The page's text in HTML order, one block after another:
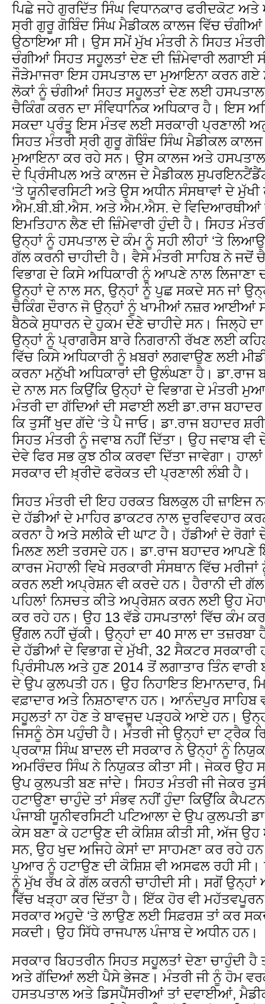
ਪਿਛੇ ਜਹੇ ਗੁਰਦਿੱਤ ਸਿੰਘ ਵਿਧਾਨਕਾਰ ਫਰੀਦਕੋਟ
ਸ੍ਰੀ ਗੁਰੂ ਗੋਬਿੰਦ ਸਿੰਘ ਮੈਡੀਕਲ ਕਾਲਜ ਵਿੱਚ ਚੰਗੀਆਂ
ਉਠਾਇਆ ਸੀ। ਉਸ ਸਮੇਂ ਮੁੱਖ ਮੰਤਰੀ ਨੇ ਸਿਹਤ
ਚੰਗੀਆਂ ਸਿਹਤ ਸਹੂਲਤਾਂ ਦੇਣ ਦੀ ਜ਼ਿੰਮੇਵਾਰੀ
ਜੌੜੇਮਾਜਰਾ ਇਸ ਹਸਪਤਾਲ ਦਾ ਮੁਆਇਨਾ ਕਰਨ ਗਏ
ਲੋਕਾਂ ਨੂੰ ਚੰਗੀਆਂ ਸਿਹਤ ਸਹੂਲਤਾਂ ਦੇਣ ਲਈ
ਚੈਕਿੰਗ ਕਰਨ ਦਾ ਸੰਵਿਧਾਨਿਕ ਅਧਿਕਾਰ ਹੈ। ਇਸ
ਸਕਦਾ ਪ੍ਰੰਤੂ ਇਸ ਮੰਤਵ ਲਈ ਸਰਕਾਰੀ ਪ੍ਰਣਾਲੀ
ਸਿਹਤ ਮੰਤਰੀ ਸ੍ਰੀ ਗੁਰੂ ਗੋਬਿੰਦ ਸਿੰਘ ਮੈਡੀਕਲ
ਮੁਆਇਨਾ ਕਰ ਰਹੇ ਸਨ। ਉਸ ਕਾਲਜ ਅਤੇ ਹਸਪਤਾਲ
ਦੇ ਪਿ੍ਰੰਸੀਪਲ ਅਤੇ ਕਾਲਜ ਦੇ ਮੈਡੀਕਲ
‘ਤੇ ਯੂਨੀਵਰਸਿਟੀ ਅਤੇ ਉਸ ਅਧੀਨ ਸੰਸਥਾਵਾਂ ਦੇ
ਐਮ.ਬੀ.ਬੀ.ਐਸ. ਅਤੇ ਐਮ.ਐਸ. ਦੇ ਵਿਦਿਆਰਥੀਆਂ
ਇਮਤਿਹਾਨ ਲੈਣ ਦੀ ਜ਼ਿੰਮੇਵਾਰੀ ਹੁੰਦੀ ਹੈ। ਸਿਹਤ
ਉਨ੍ਹਾਂ ਨੂੰ ਹਸਪਤਾਲ ਦੇ ਕੰਮ ਨੂੰ ਸਹੀ ਲੀਹਾਂ ‘ਤੇ
ਗੱਲ ਕਰਨੀ ਚਾਹੀਦੀ ਹੈ। ਵੈਸੇ ਮੰਤਰੀ ਸਾਹਿਬ ਨੇ ਜਦੋਂ
ਵਿਭਾਗ ਦੇ ਕਿਸੇ ਅਧਿਕਾਰੀ ਨੂੰ ਆਪਣੇ ਨਾਲ ਲਿਜਾਣਾ
ਉਨ੍ਹਾਂ ਦੇ ਨਾਲ ਸਨ, ਉਨ੍ਹਾਂ ਨੂੰ ਪੁਛ ਸਕਦੇ ਸਨ ਜਾਂ
ਚੈਕਿੰਗ ਦੌਰਾਨ ਜੋ ਉਨ੍ਹਾਂ ਨੂੰ ਖਾਮੀਆਂ ਨਜ਼ਰ ਆਈਆਂ
ਬੈਠਕੇ ਸੁਧਾਰਨ ਦੇ ਹੁਕਮ ਦੇਣੇ ਚਾਹੀਦੇ ਸਨ। ਜਿਲ੍ਹੇ ਦਾ
ਉਨ੍ਹਾਂ ਨੂੰ ਪ੍ਰਾਗਰੈਸ ਬਾਰੇ ਨਿਗਰਾਨੀ ਰੱਖਣ ਲਈ
ਵਿੱਚ ਕਿਸੇ ਅਧਿਕਾਰੀ ਨੂੰ ਖ਼ਬਰਾਂ ਲਗਵਾਉਣ ਲਈ
ਕਰਨਾ ਮਨੁੱਖੀ ਅਧਿਕਾਰਾਂ ਦੀ ਉਲੰਘਣਾ ਹੈ। ਡਾ.ਰਾਜ
ਦੇ ਨਾਲ ਸਨ ਕਿਉਂਕਿ ਉਨ੍ਹਾਂ ਦੇ ਵਿਭਾਗ ਦੇ ਮੰਤਰੀ
ਮੰਤਰੀ ਦਾ ਗੱਦਿਆਂ ਦੀ ਸਫਾਈ ਲਈ ਡਾ.ਰਾਜ
ਕਿ ਤੁਸੀਂ ਖੁਦ ਗੱਦੇ ‘ਤੇ ਪੈ ਜਾਓ। ਡਾ.ਰਾਜ ਬਹਾਦਰ
ਸਿਹਤ ਮੰਤਰੀ ਨੂੰ ਜਵਾਬ ਨਹੀਂ ਦਿੱਤਾ। ਉਹ ਜਵਾਬ
ਦੇਵੇ ਫਿਰ ਸਭ ਕੁਝ ਠੀਕ ਕਰਵਾ ਦਿੱਤਾ ਜਾਵੇਗਾ।
ਸਰਕਾਰ ਦੀ ਖ਼੍ਰੀਦੋ ਫਰੋਕਤ ਦੀ ਪ੍ਰਣਾਲੀ ਲੰਬੀ ਹੈ।
ਸਿਹਤ ਮੰਤਰੀ ਦੀ ਇਹ ਹਰਕਤ ਬਿਲਕੁਲ ਹੀ ਜ਼ਾਇਜ
ਦੇ ਹੱਡੀਆਂ ਦੇ ਮਾਹਿਰ ਡਾਕਟਰ ਨਾਲ ਦੁਰਵਿਵਹਾਰ
ਕਰਨਾ ਹੈ ਅਤੇ ਸਲੀਕੇ ਦੀ ਘਾਟ ਹੈ। ਹੱਡੀਆਂ ਦੇ ਰੋਗਾਂ
ਮਿਲਣ ਲਈ ਤਰਸਦੇ ਹਨ। ਡਾ.ਰਾਜ ਬਹਾਦਰ ਆਪਣੇ
ਕਾਰਜ ਮੋਹਾਲੀ ਵਿਖੇ ਸਰਕਾਰੀ ਸੰਸਥਾਨ ਵਿੱਚ
ਕਰਨ ਲਈ ਅਪ੍ਰੇਸ਼ਨ ਵੀ ਕਰਦੇ ਹਨ। ਹੈਰਾਨੀ ਦੀ ਗੱਲ
ਪਹਿਲਾਂ ਨਿਸਚਤ ਕੀਤੇ ਅਪ੍ਰੇਸ਼ਨ ਕਰਨ ਲਈ ਉਹ
ਕਰ ਰਹੇ ਹਨ। ਉਹ 13 ਵੱਡੇ ਹਸਪਤਾਲਾਂ ਵਿੱਚ ਕੰਮ
ਉਂਗਲ ਨਹੀਂ ਚੁੱਕੀ। ਉਨ੍ਹਾਂ ਦਾ 40 ਸਾਲ ਦਾ
ਦੇ ਹੱਡੀਆਂ ਦੇ ਵਿਭਾਗ ਦੇ ਮੁੱਖੀ, 32 ਸੈਕਟਰ
ਪਿ੍ਰੰਸੀਪਲ ਅਤੇ ਹੁਣ 2014 ਤੋਂ ਲਗਾਤਾਰ ਤਿੰਨ ਵਾਰੀ
ਦੇ ਉਪ ਕੁਲਪਤੀ ਹਨ। ਉਹ ਨਿਹਾਇਤ ਇਮਾਨਦਾਰ,
ਵਫ਼ਾਦਾਰ ਅਤੇ ਨਿਸ਼ਠਾਵਾਨ ਹਨ। ਆਨੰਦਪੁਰ ਸਾਹਿਬ
ਸਹੂਲਤਾਂ ਨਾ ਹੋਣ ਤੇ ਬਾਵਜੂਦ ਪੜ੍ਹਕੇ ਆਏ ਹਨ।
ਜਿਸਨੂੰ ਠੇਸ ਪਹੁੰਚੀ ਹੈ। ਮੰਤਰੀ ਜੀ ਉਨ੍ਹਾਂ ਦਾ ਟ੍ਰੈਕ
ਪ੍ਰਕਾਸ਼ ਸਿੰਘ ਬਾਦਲ ਦੀ ਸਰਕਾਰ ਨੇ ਉਨ੍ਹਾਂ ਨੂੰ
ਅਮਰਿੰਦਰ ਸਿੰਘ ਨੇ ਨਿਯੁਕਤ ਕੀਤਾ ਸੀ। ਜੇਕਰ ਉਹ
ਉਪ ਕੁਲਪਤੀ ਬਣ ਜਾਂਦੇ। ਸਿਹਤ ਮੰਤਰੀ ਜੀ ਜੇਕਰ
ਹਟਾਉਣਾ ਚਾਹੁੰਦੇ ਤਾਂ ਸੰਭਵ ਨਹੀਂ ਹੁੰਦਾ ਕਿਉਂਕਿ
ਪੰਜਾਬੀ ਯੂਨੀਵਰਸਿਟੀ ਪਟਿਆਲਾ ਦੇ ਉਪ ਕੁਲਪਤੀ
ਕੇਸ ਬਣਾ ਕੇ ਹਟਾਉਣ ਦੀ ਕੋਸ਼ਿਸ਼ ਕੀਤੀ ਸੀ, ਅੱਜ ਉਹ
ਸਨ, ਉਹ ਖੁਦ ਅਜਿਹੇ ਕੇਸਾਂ ਦਾ ਸਾਹਮਣਾ ਕਰ ਰਹੇ
ਪੁਆਰ ਨੂੰ ਹਟਾਉਣ ਦੀ ਕੋਸ਼ਿਸ਼ ਵੀ ਅਸਫਲ ਰਹੀ
ਨੂੰ ਮੁੱਖ ਰੱਖ ਕੇ ਗੱਲ ਕਰਨੀ ਚਾਹੀਦੀ ਸੀ। ਸਗੋਂ ਉਨ੍ਹਾਂ
ਵਿੱਚ ਖੜ੍ਹਾ ਕਰ ਦਿੱਤਾ ਹੈ। ਇੱਕ ਹੋਰ ਵੀ
ਸਰਕਾਰ ਅਹੁਦੇ ‘ਤੇ ਲਾਉਣ ਲਈ ਸਿਫ਼ਰਸ਼ ਤਾਂ ਕਰ
ਸਕਦੀ। ਉਹ ਸਿੱਧੇ ਰਾਜਪਾਲ ਪੰਜਾਬ ਦੇ ਅਧੀਨ ਹਨ।
ਸਰਕਾਰ ਬਿਹਤਰੀਨ ਸਿਹਤ ਸਹੂਲਤਾਂ ਦੇਣਾ ਚਾਹੁੰਦੀ
ਅਤੇ ਗੱਦਿਆਂ ਲਈ ਪੈਸੇ ਭੇਜਣ। ਮੰਤਰੀ ਜੀ ਨੂੰ ਹੋਮ ਵਰਕ
ਹਸਤਪਤਾਲ ਅਤੇ ਡਿਸਪੈਂਸਰੀਆਂ ਤਾਂ ਦਵਾਈਆਂ,